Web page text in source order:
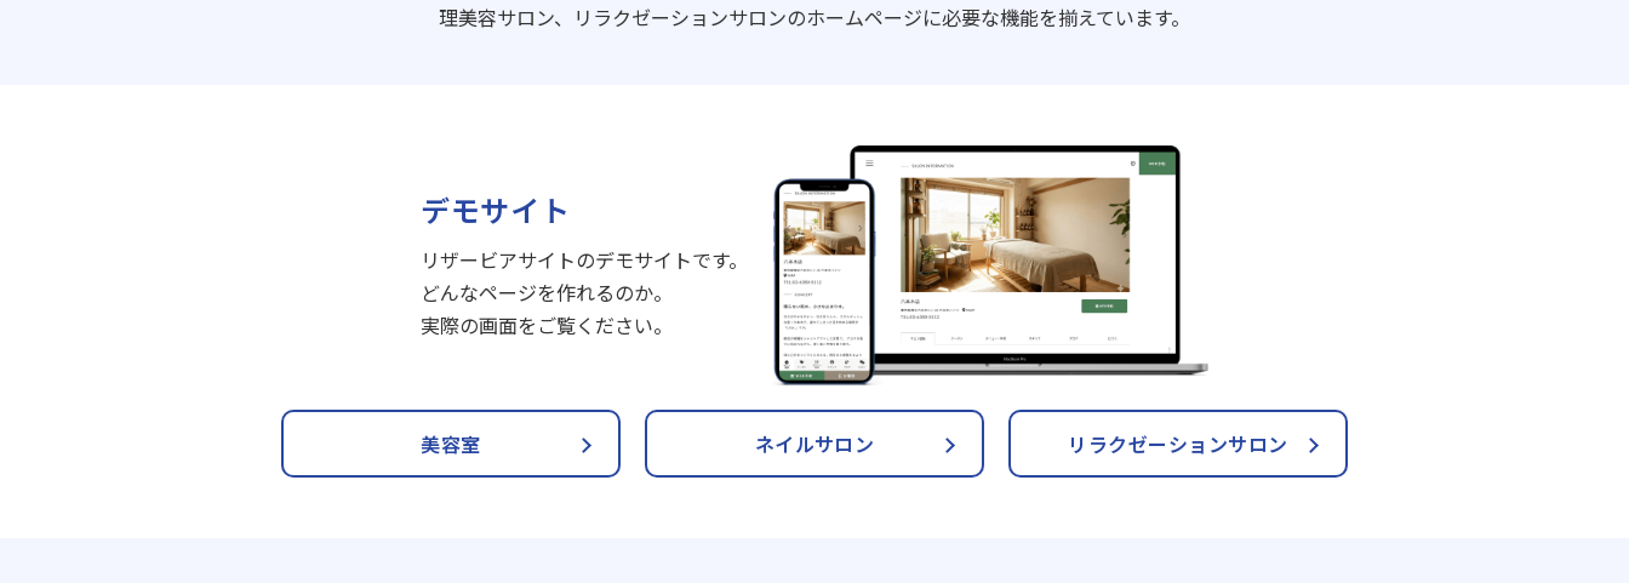
理美容サロン、リラクゼーションサロンのホームページに必要な機能を揃えています。
デモサイト
リザービアサイトのデモサイトです。
どんなページを作れるのか。
実際の画面をご覧ください。
美容室 ネイルサロン リラクゼーションサロン